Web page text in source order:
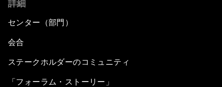
詳細
センター（部門）
会合
ステークホルダーのコミュニティ
「フォーラム・ストーリー」